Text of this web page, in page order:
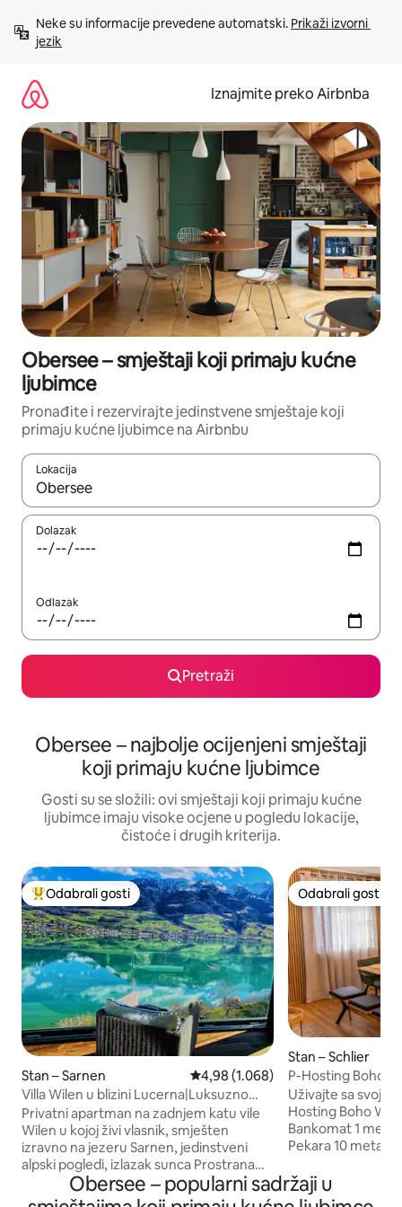
sadržaj
Neke su informacije prevedene automatski. Prikaži izvorni
jezik
Iznajmite preko Airbnba
Obersee – smještaji koji primaju kućne
ljubimce
Pronađite i rezervirajte jedinstvene smještaje koji
primaju kućne ljubimce na Airbnbu
Lokacija
Kada budu dostupni rezultati, moći ćete ih pregledati
Dolazak
Odlazak
Pretraži
Obersee – najbolje ocijenjeni smještaji
koji primaju kućne ljubimce
Gosti su se složili: ovi smještaji koji primaju kućne
ljubimce imaju visoke ocjene u pogledu lokacije,
čistoće i drugih kriterija.
Među najviše rangiranima s oznakom „Odabrali gosti”
Odabrali gosti
Stan – Sarnen Prosječna ocjena: 4,98/5,
4,98 (1.068)
Villa Wilen u blizini Lucerna|Luksuzno
utočište uz jezero
Privatni apartman na zadnjem katu vile
Wilen u kojoj živi vlasnik, smješten
izravno na jezeru Sarnen, jedinstveni
alpski pogledi, izlazak sunca Prostrana
spavaća soba s kućnim kinom,
panoramskim dnevnim boravkom,
Odabrali gosti
Odabrali gosti
Stan – Schlier
P-Hosting Boho
Uživajte sa
Hosting Boho Wibes
Bankomat 1
Pekara 10 metara
Crkva udaljena
metara
Obersee – popularni sadržaji u